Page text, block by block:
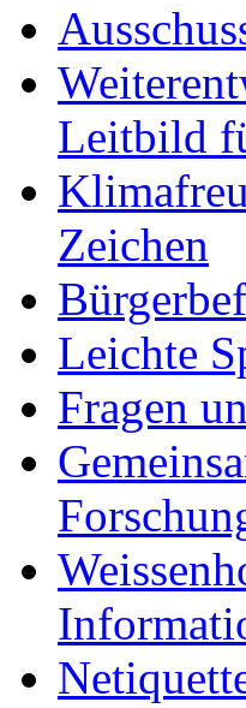
Leitbild
Zeichen
Leichte
Fragen